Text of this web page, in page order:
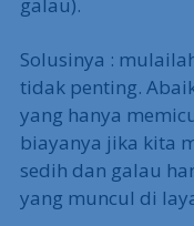
Solusinya :
tidak penting.
yang hanya
biayanya jika kita
sedih dan galau
yang muncul di